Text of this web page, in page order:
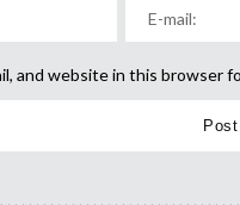
and website in this browser